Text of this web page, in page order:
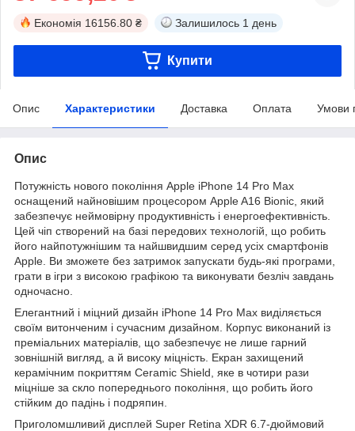
Економія 16156.80 ₴ Залишилось 1 день
Купити
Опис Характеристики Доставка Оплата Умови
Опис
Потужність нового покоління Apple iPhone 14 Pro Max
оснащений найновішим процесором Apple A16 Bionic, який
забезпечує неймовірну продуктивність і енергоефективність.
Цей чіп створений на базі передових технологій, що робить
його найпотужнішим та найшвидшим серед усіх смартфонів
Apple. Ви зможете без затримок запускати будь-які програми,
грати в ігри з високою графікою та виконувати безліч завдань
одночасно.
Елегантний і міцний дизайн iPhone 14 Pro Max виділяється
своїм витонченим і сучасним дизайном. Корпус виконаний із
преміальних матеріалів, що забезпечує не лише гарний
зовнішній вигляд, а й високу міцність. Екран захищений
керамічним покриттям Ceramic Shield, яке в чотири рази
міцніше за скло попереднього покоління, що робить його
стійким до падінь і подряпин.
Приголомшливий дисплей Super Retina XDR 6.7-дюймовий